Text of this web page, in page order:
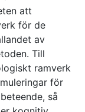
att
för de
av
Till
ramverk
för
så